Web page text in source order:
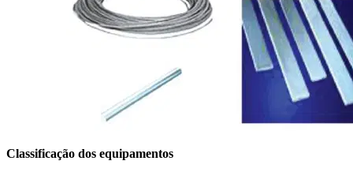
Classificação dos equipamentos